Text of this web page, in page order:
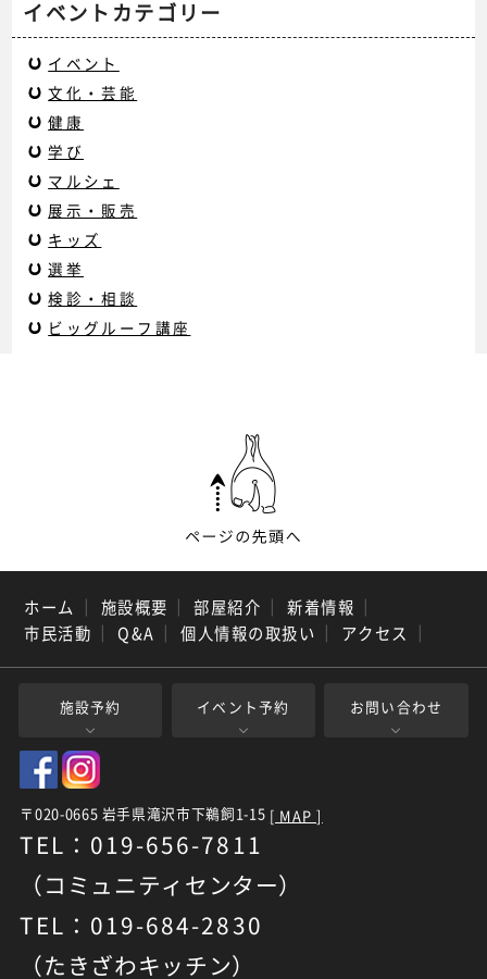
イベントカテゴリー
イベント
文化・芸能
健康
学び
マルシェ
展示・販売
キッズ
選挙
検診・相談
ビッグルーフ講座
ホーム ｜ 施設概要 ｜ 部屋紹介 ｜ 新着情報 ｜
市民活動 ｜ Q&A ｜ 個人情報の取扱い ｜ アクセス ｜
施設予約 イベント予約 お問い合わせ
〒020-0665 岩手県滝沢市下鵜飼1-15 [ MAP ]
TEL：019-656-7811
（コミュニティセンター）
TEL：019-684-2830
（たきざわキッチン）